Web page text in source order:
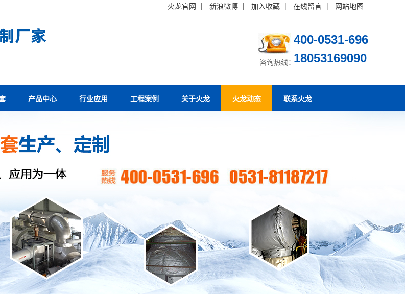
火龙官网 | 新浪微博 | 加入收藏 | 在线留言 | 网站地图
咨询热线：
400-0531-696
18053169090
产品中心 行业应用 工程案例 关于火龙 火龙动态 联系火龙